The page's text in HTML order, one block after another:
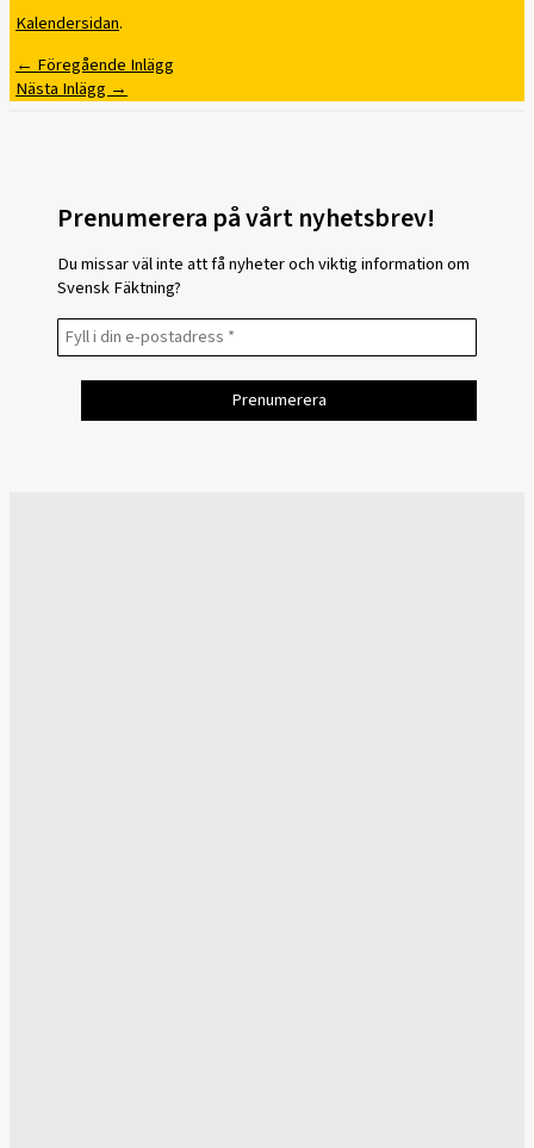
Kalendersidan.
← Föregående Inlägg
Nästa Inlägg →
Prenumerera på vårt nyhetsbrev!
Du missar väl inte att få nyheter och viktig information om
Svensk Fäktning?